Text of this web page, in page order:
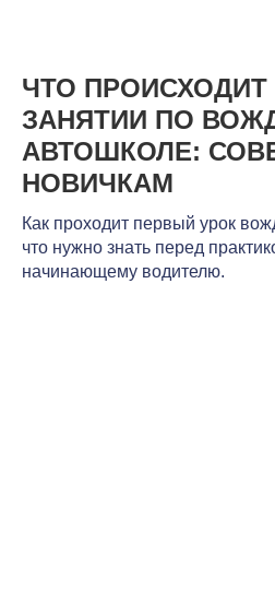
ЧТО
ЗАНЯТИИ ПО
АВТОШКОЛЕ:
НОВИЧКАМ
Как проходит первый урок
что нужно знать перед
начинающему водителю.